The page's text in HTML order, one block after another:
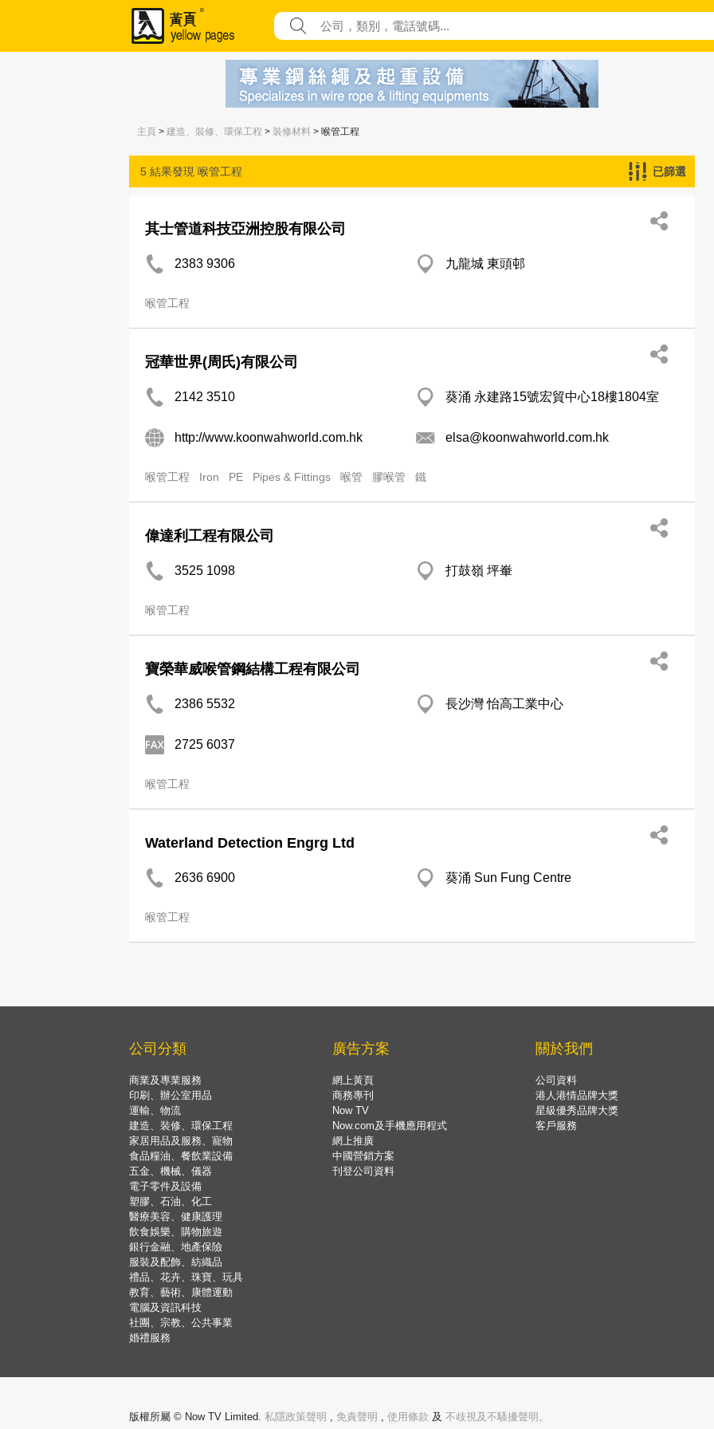
主頁 > 建造、裝修、環保工程 > 裝修材料 > 喉管工程
5 結果發現 喉管工程 已篩選
其士管道科技亞洲控股有限公司
2383 9306 九龍城 東頭邨
喉管工程
冠華世界(周氏)有限公司
2142 3510 葵涌 永建路15號宏貿中心18樓1804室
http://www.koonwahworld.com.hk elsa@koonwahworld.com.hk
喉管工程 Iron PE Pipes & Fittings 喉管 膠喉管 鐵
偉達利工程有限公司
3525 1098 打鼓嶺 坪輋
喉管工程
寶榮華威喉管鋼結構工程有限公司
2386 5532 長沙灣 怡高工業中心
2725 6037
喉管工程
Waterland Detection Engrg Ltd
2636 6900 葵涌 Sun Fung Centre
喉管工程
公司分類
商業及專業服務
印刷、辦公室用品
運輸、物流
建造、裝修、環保工程
家居用品及服務、寵物
食品糧油、餐飲業設備
五金、機械、儀器
電子零件及設備
塑膠、石油、化工
醫療美容、健康護理
飲食娛樂、購物旅遊
銀行金融、地產保險
服裝及配飾、紡織品
禮品、花卉、珠寶、玩具
教育、藝術、康體運動
電腦及資訊科技
社團、宗教、公共事業
婚禮服務
廣告方案
網上黃頁
商務專刊
Now TV
Now.com及手機應用程式
網上推廣
中國營銷方案
刊登公司資料
關於我們
公司資料
港人港情品牌大獎
星級優秀品牌大獎
客戶服務
版權所屬 © Now TV Limited. 私隱政策聲明 , 免責聲明 , 使用條款 及 不歧視及不騷擾聲明。